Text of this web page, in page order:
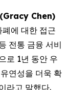
Chen)
에 대한 접근
전통 금융 서비
로 1년 동안 우
연성을 더욱 확
라고 말했다.